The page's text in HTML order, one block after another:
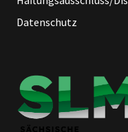
Datenschutz